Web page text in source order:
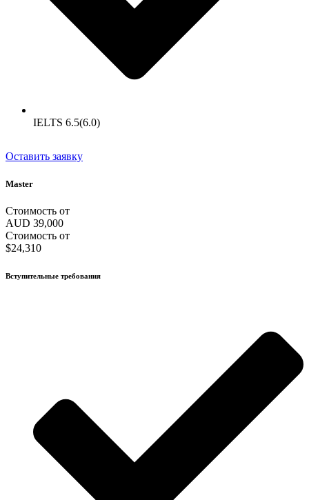
IELTS 6.5(6.0)
Оставить заявку
Master
Стоимость от
AUD 39,000
Стоимость от
$24,310
Вступительные требования